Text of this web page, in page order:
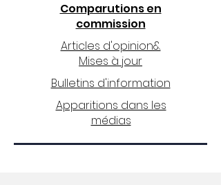
Comparutions en
commission
Articles d'opinion&
Mises à jour
Bulletins d'information
Apparitions dans les
médias